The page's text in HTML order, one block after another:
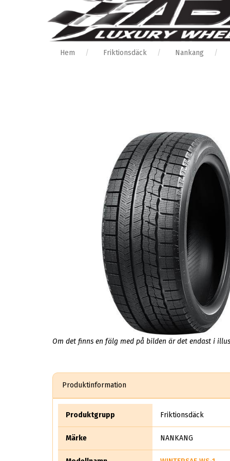
Hem Friktionsdäck Nankang
Om det finns en fälg med på bilden är det endast i
Produktinformation
Produktgrupp Friktionsdäck
Märke NANKANG